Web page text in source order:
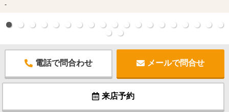
-
電話で問合わせ メールで問合せ
来店予約